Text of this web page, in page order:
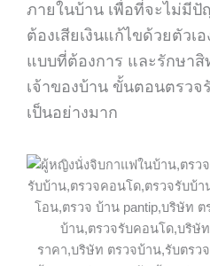
ภายในบ้าน เพื่อที่จะไม่มี
ต้องเสียเงินแก้ไขด้วยตัวเ
แบบที่ต้องการ และรักษาสิ
เจ้าของบ้าน ขั้นตอนตรวจ
เป็นอย่างมาก